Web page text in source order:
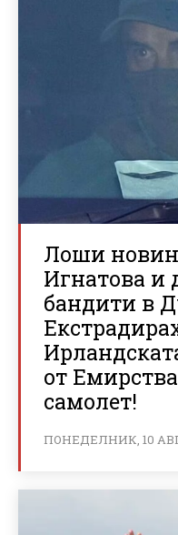
Лоши
Игнатова и
бандити в
от
самолет!
ПОНЕДЕЛНИК, 10